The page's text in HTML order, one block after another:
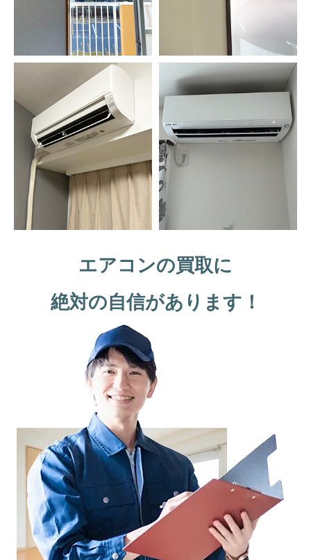
エアコンの買取に
絶対の自信があります！